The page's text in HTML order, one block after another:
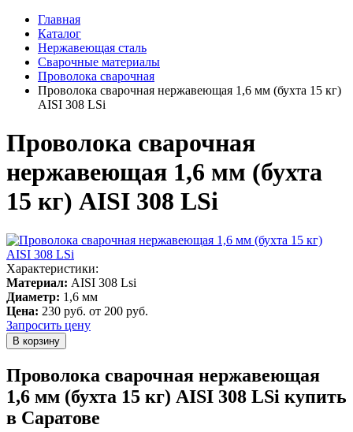
Главная
Каталог
Нержавеющая сталь
Сварочные материалы
Проволока сварочная
Проволока сварочная нержавеющая 1,6 мм (бухта 15 кг)
AISI 308 LSi
Проволока сварочная
нержавеющая 1,6 мм (бухта
15 кг) AISI 308 LSi
Характеристики:
Материал: AISI 308 Lsi
Диаметр: 1,6 мм
Цена: 230 руб. от 200 руб.
Запросить цену
Проволока сварочная нержавеющая
1,6 мм (бухта 15 кг) AISI 308 LSi купить
в Саратове